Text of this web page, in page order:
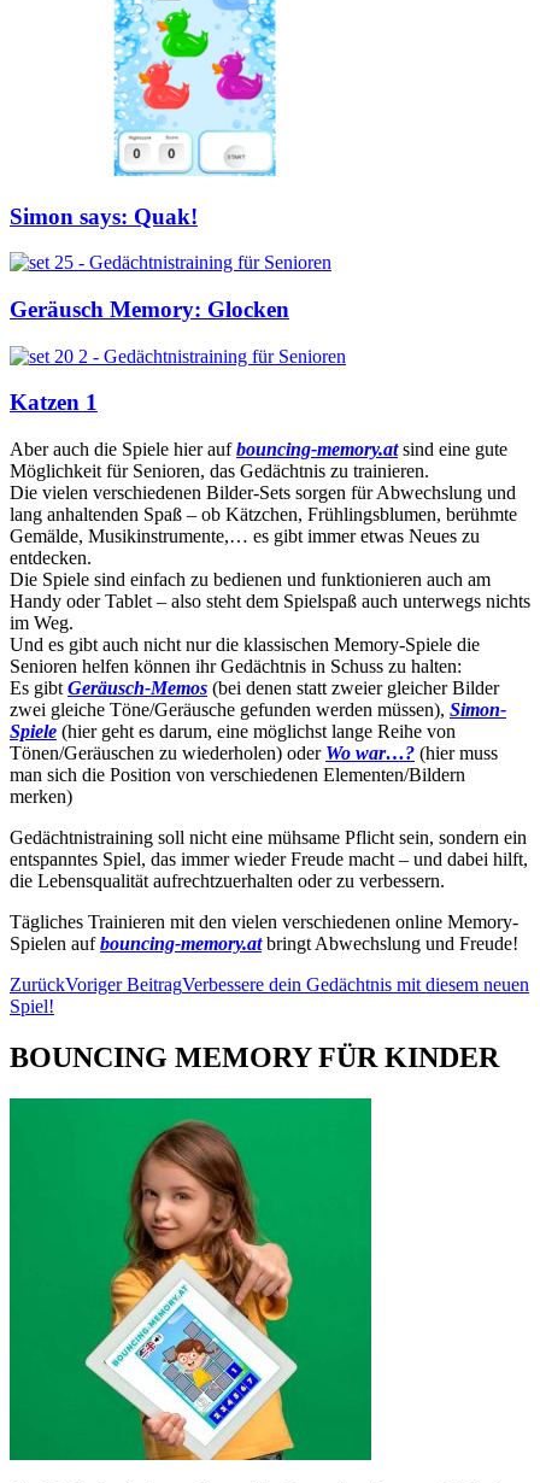
Simon says: Quak!
Geräusch Memory: Glocken
Katzen 1
Aber auch die Spiele hier aufbouncing-memory.atsind eine gute
Möglichkeit für Senioren, das Gedächtnis zu trainieren.
Die vielen verschiedenen Bilder-Sets sorgen für Abwechslung und
lang anhaltenden Spaß – ob Kätzchen, Frühlingsblumen, berühmte
Gemälde, Musikinstrumente,… es gibt immer etwas Neues zu
entdecken.
Die Spiele sind einfach zu bedienen und funktionieren auch am
Handy oder Tablet – also steht dem Spielspaß auch unterwegs nichts
im Weg.
Und es gibt auch nicht nur die klassischen Memory-Spiele die
Senioren helfen können ihr Gedächtnis in Schuss zu halten:
Es gibt Geräusch-Memos (bei denen statt zweier gleicher Bilder
zwei gleiche Töne/Geräusche gefunden werden müssen), Simon-
Spiele (hier geht es darum, eine möglichst lange Reihe von
Tönen/Geräuschen zu wiederholen) oder Wo war…? (hier muss
man sich die Position von verschiedenen Elementen/Bildern
merken)
Gedächtnistraining soll nicht eine mühsame Pflicht sein, sondern ein
entspanntes Spiel, das immer wieder Freude macht – und dabei hilft,
die Lebensqualität aufrechtzuerhalten oder zu verbessern.
Tägliches Trainieren mit den vielen verschiedenen online Memory-
Spielen aufbouncing-memory.atbringt Abwechslung und Freude!
ZurückVoriger BeitragVerbessere dein Gedächtnis mit diesem neuen
Spiel!
BOUNCING MEMORY FÜR KINDER